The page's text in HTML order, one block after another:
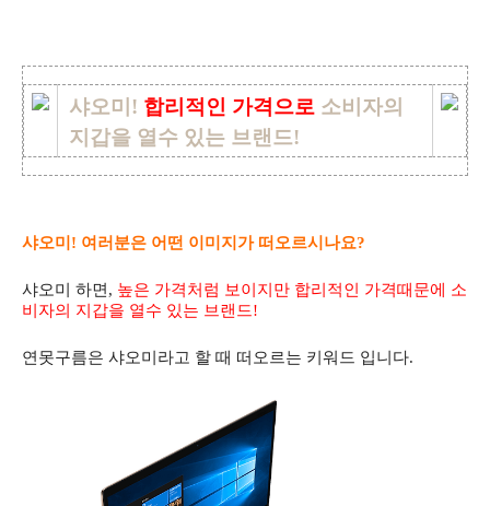
샤오미! 합리적인 가격으로 소비자의
지갑을 열수 있는 브랜드!
샤오미! 여러분은 어떤 이미지가 떠오르시나요?
샤오미 하면, 높은 가격처럼 보이지만 합리적인 가격때문에 소
비자의 지갑을 열수 있는 브랜드!
연못구름은 샤오미라고 할 때 떠오르는 키워드 입니다.